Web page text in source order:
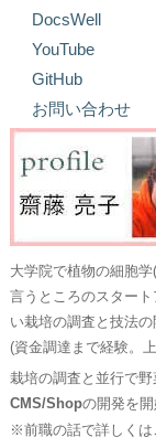
DocsWell
YouTube
GitHub
お問い合わせ
大学院で植物の細胞
言うところのスター
い栽培の調査と技法の
(資金調達まで経験。
栽培の調査と並行で
CMS/Shopの開発を開
※前職の話で詳しくは